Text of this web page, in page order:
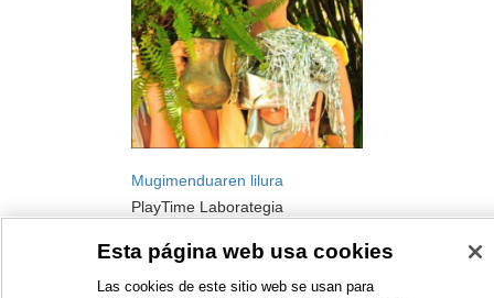
Mugimenduaren lilura
PlayTime Laborategia
2018
Esta página web usa cookies
Las cookies de este sitio web se usan para